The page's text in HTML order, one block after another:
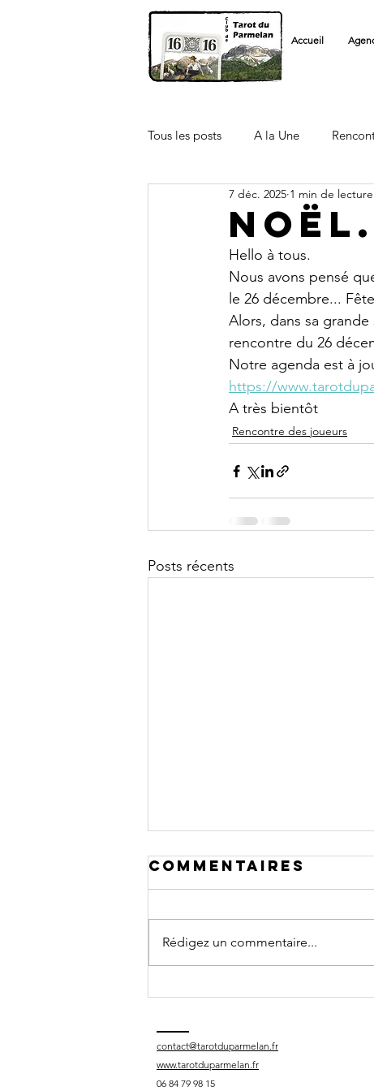
Accueil
Tous les posts A la Une
Licenciés FFT Autre Club
7 déc. 2025 1 min de lecture
Hello à tous.
Nous avons pensé
le 26 décembre...
Alors, dans sa
rencontre du 26
Notre agenda est à
https://
A très bientôt
Rencontre des joueurs
Posts récents
Prochaine
joueurs: AG
Commentaires
Rédigez un commentaire...
contact@tarotduparmelan.fr
www.tarotduparmelan.fr
06 84 79 98 15